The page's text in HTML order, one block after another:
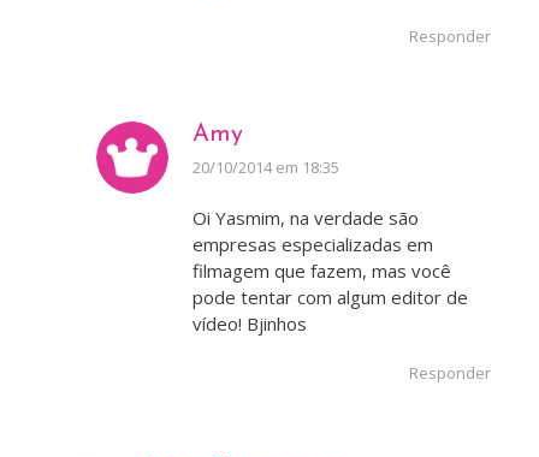
Responder
Amy
disse:
20/10/2014 em 18:35
Oi Yasmim, na verdade são
empresas especializadas em
filmagem que fazem, mas você
pode tentar com algum editor de
vídeo! Bjinhos
Responder